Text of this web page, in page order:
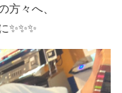
々へ、